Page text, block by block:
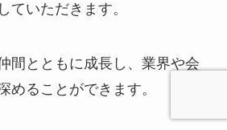
ていただきます。
間とともに成長し、業界や会
めることができます。